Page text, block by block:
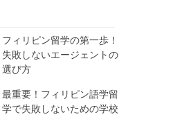
フィリピン留学の第一歩！
失敗しないエージェントの
選び方
最重要！フィリピン語学留
学で失敗しないための学校